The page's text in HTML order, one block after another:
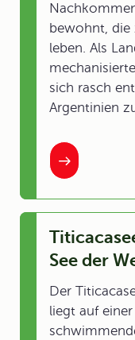
bewohnt, die
leben. Als
sich rasch
Argentinien
See der
Der
liegt auf